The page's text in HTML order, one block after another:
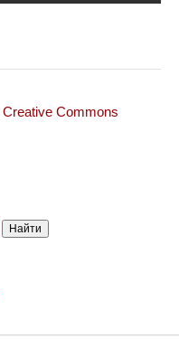
Creative Commons